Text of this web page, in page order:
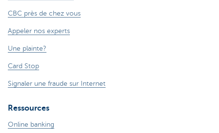
CBC près de chez vous
Appeler nos experts
Une plainte?
Card Stop
Signaler une fraude sur Internet
Ressources
Online banking